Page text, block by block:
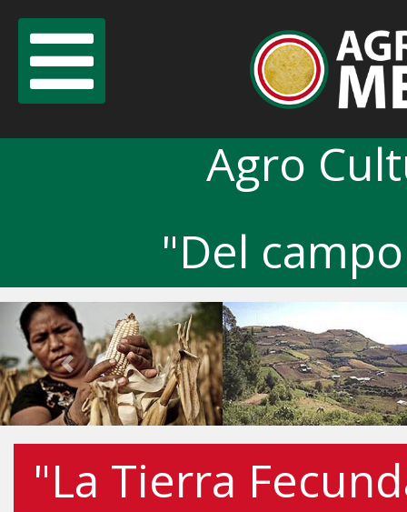
Agro
"Del
Previous
"La Tierra